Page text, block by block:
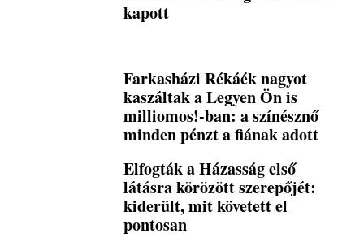
kapott
Farkasházi Rékáék nagyot
kaszáltak a Legyen Ön is
milliomos!-ban: a színésznő
minden pénzt a fiának adott
Elfogták a Házasság első
látásra körözött szerepőjét:
kiderült, mit követett el
pontosan